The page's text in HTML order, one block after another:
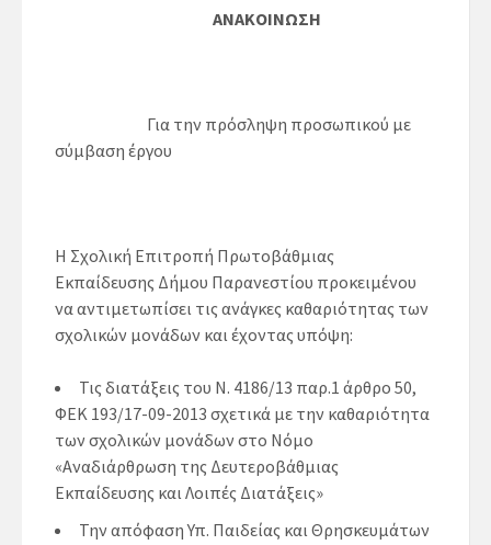
ΑΝΑΚΟΙΝΩΣΗ
Για την πρόσληψη προσωπικού με
σύμβαση έργου
Η Σχολική Επιτροπή Πρωτοβάθμιας
Εκπαίδευσης Δήμου Παρανεστίου προκειμένου
να αντιμετωπίσει τις ανάγκες καθαριότητας των
σχολικών μονάδων και έχοντας υπόψη:
Τις διατάξεις του Ν. 4186/13 παρ.1 άρθρο 50,
ΦΕΚ 193/17-09-2013 σχετικά με την καθαριότητα
των σχολικών μονάδων στο Νόμο
«Αναδιάρθρωση της Δευτεροβάθμιας
Εκπαίδευσης και Λοιπές Διατάξεις»
Την απόφαση Υπ. Παιδείας και Θρησκευμάτων